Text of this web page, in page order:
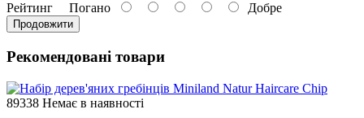
Рейтинг Погано Добре
Продовжити
Рекомендовані товари
89338 Немає в наявності